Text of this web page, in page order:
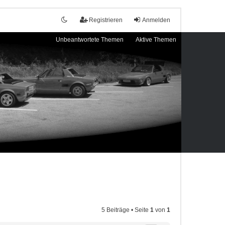
Anmelden
Registrieren
Unbeantwortete Themen Aktive Themen
5 Beiträge • Seite 1 von 1